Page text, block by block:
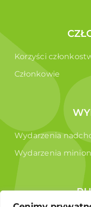
Korzyści
Członkowie
Wydarzenia
Wydarzenia